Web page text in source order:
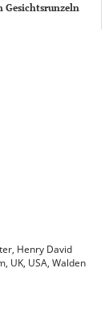
Gesichtsrunzeln
, Henry David
, UK, USA, Walden